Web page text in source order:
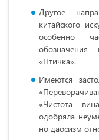
Другое
китайского
особенно
«Птичка».
Имеются
«Чистота
одобряла
но даосизм